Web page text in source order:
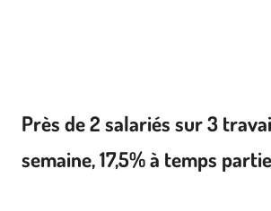
Près de 2 salariés sur 3
semaine, 17,5% à temps